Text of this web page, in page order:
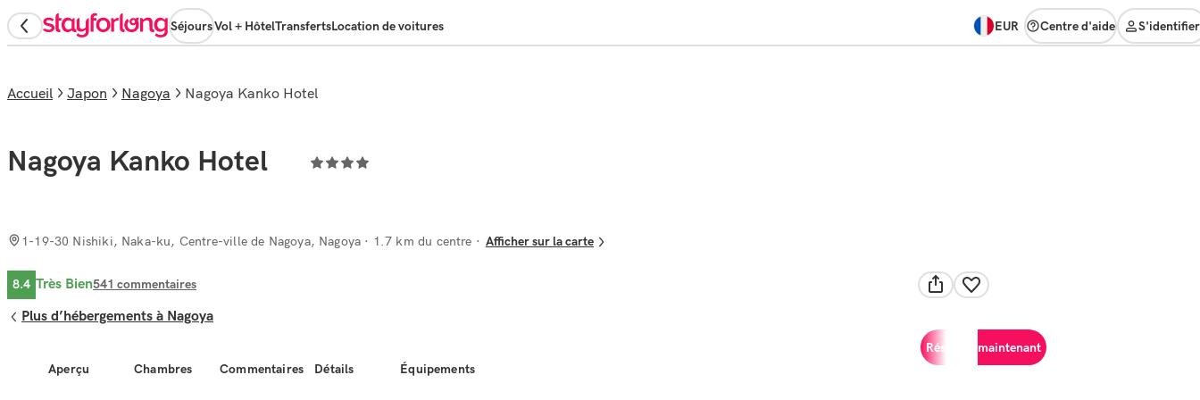
SéjoursVol + HôtelTransfertsLocation de voitures EUR Centre d'aide S'identifier
Aperçu Chambres Commentaires Détails Équipements
Réserver maintenant
Accueil Japon Nagoya Nagoya Kanko Hotel
Nagoya Kanko Hotel
1-19-30 Nishiki, Naka-ku, Centre-ville de Nagoya, Nagoya · 1.7 km du centre Afficher sur la carte
8.4 Très Bien541 commentaires
Plus d’hébergements à Nagoya